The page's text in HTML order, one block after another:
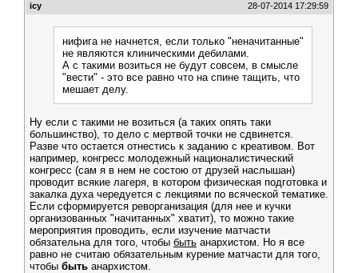
icy 28-07-2014 17:29:59
нифига не начнется, если только "неначитанные"
не являются клиническими дебилами.
А с такими возиться не будут совсем, в смысле
"вести" - это все равно что на спине тащить, что
мешает делу.
Ну если с такими не возиться (а таких опять таки
большинство), то дело с мертвой точки не сдвинется.
Разве что остается отнестись к заданию с креативом. Вот
например, конгресс молодежный националистический
конгресс (сам я в нем не состою от друзей наслышан)
проводит всякие лагеря, в котором физическая подготовка и
закалка духа чередуется с лекциями по всяческой тематике.
Если сформируется реворганизация (для нее и кучки
организованных "начитанных" хватит), то можно такие
мероприятия проводить, если изучение матчасти
обязательна для того, чтобы быть анархистом. Но я все
равно не считаю обязательным курение матчасти для того,
чтобы быть анархистом.